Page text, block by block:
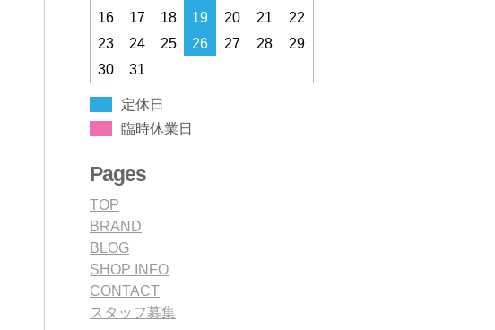
16
17 18 19 20 21
22
23
24 25 26 27 28
29
30
31
定休日
臨時休業日
Pages
TOP
BRAND
BLOG
SHOP INFO
CONTACT
スタッフ募集